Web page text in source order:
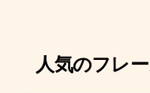
人気のフレ